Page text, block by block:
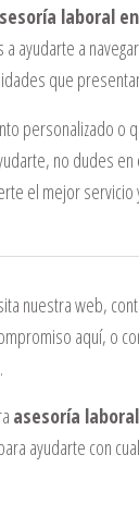
laboral
ayudarte a
que
personalizado o
no dudes en
el mejor
nuestraweb,
aquí, o
.
asesoría
ayudarte con